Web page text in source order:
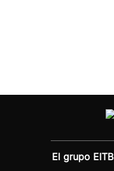
El grupo EITB